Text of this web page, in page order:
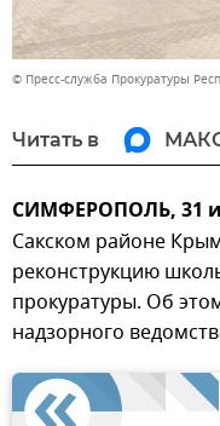
© Пресс-служба Прокуратуры
Читать в
СИМФЕРОПОЛЬ, 31
Сакском районе
реконструкцию
прокуратуры. Об
надзорного